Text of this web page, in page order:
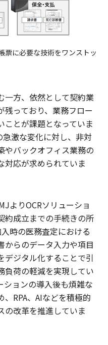
票に必要な技術をワンストッ
一方、依然として契約業
残っており、業務フロー
ことが課題となっていま
激な変化に対し、非対
やバックオフィス業務の
対応が求められていま
よりOCRソリューショ
約成立までの手続きの所
時の医務査定における
からのデータ入力や項目
デジタル化することで引
負荷の軽減を実現してい
ションの導入後も煩雑な
RPA、AIなどを積極的
の改革を推進していま